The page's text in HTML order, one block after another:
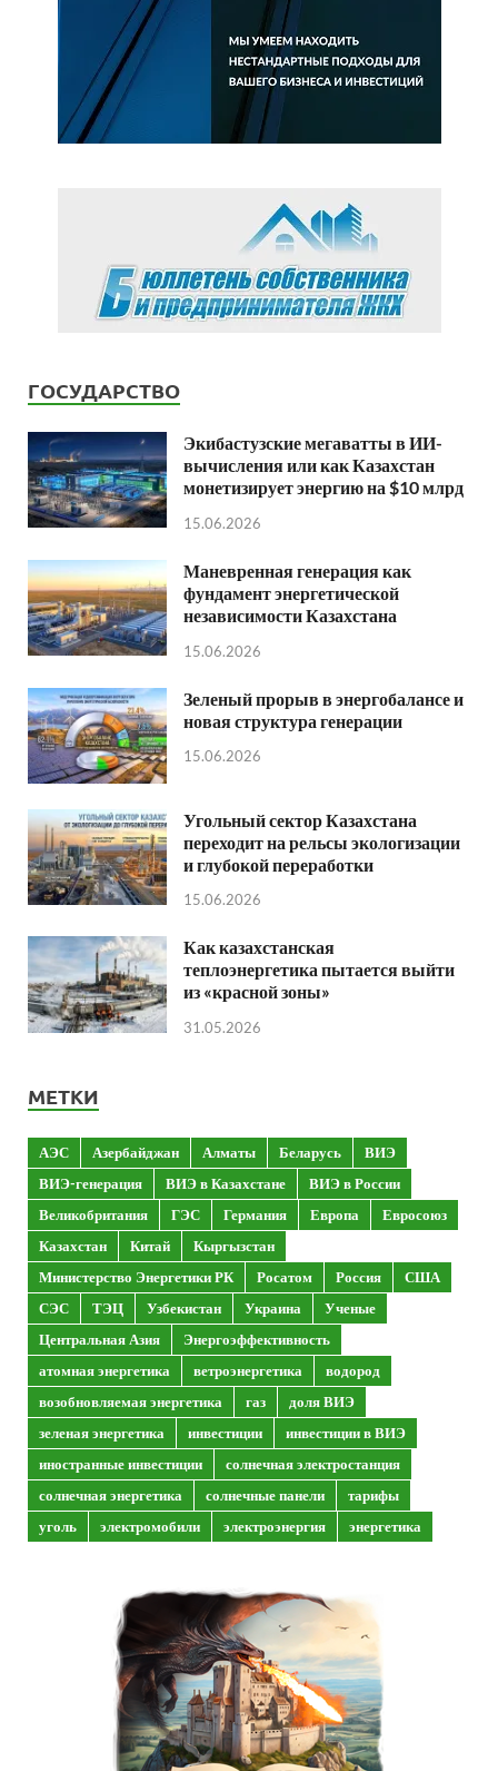
ГОСУДАРСТВО
Экибастузские мегаватты в ИИ-
вычисления или как Казахстан
монетизирует энергию на $10 млрд
15.06.2026
Маневренная генерация как
фундамент энергетической
независимости Казахстана
15.06.2026
Зеленый прорыв в энергобалансе и
новая структура генерации
15.06.2026
Угольный сектор Казахстана
переходит на рельсы экологизации
и глубокой переработки
15.06.2026
Как казахстанская
теплоэнергетика пытается выйти
из «красной зоны»
31.05.2026
МЕТКИ
АЭС Азербайджан Алматы Беларусь
ВИЭ
ВИЭ-генерация
ВИЭ в Казахстане
ВИЭ в России
Великобритания
ГЭС Германия Европа
Евросоюз
Казахстан
Китай
Кыргызстан
Министерство Энергетики РК
Росатом Россия
США
СЭС
ТЭЦ Узбекистан Украина
Ученые
Центральная Азия
Энергоэффективность
атомная энергетика
ветроэнергетика
водород
возобновляемая энергетика
газ
доля ВИЭ
зеленая энергетика
инвестиции
инвестиции в ВИЭ
иностранные инвестиции
солнечная электростанция
солнечная энергетика
солнечные панели
тарифы
уголь
электромобили электроэнергия энергетика